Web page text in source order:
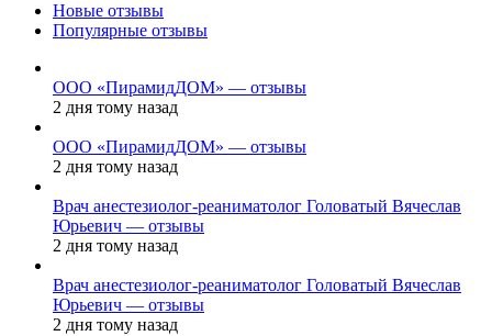
Новые отзывы
Популярные отзывы
ООО «ПирамидДОМ» — отзывы
2 дня тому назад
ООО «ПирамидДОМ» — отзывы
2 дня тому назад
Врач анестезиолог-реаниматолог Головатый Вячеслав
Юрьевич — отзывы
2 дня тому назад
Врач анестезиолог-реаниматолог Головатый Вячеслав
Юрьевич — отзывы
2 дня тому назад